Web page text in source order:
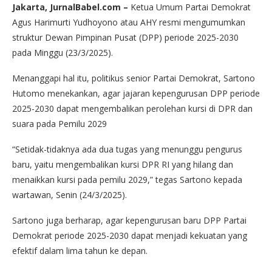
Jakarta, JurnalBabel.com – Ketua Umum Partai Demokrat
Agus Harimurti Yudhoyono atau AHY resmi mengumumkan
struktur Dewan Pimpinan Pusat (DPP) periode 2025-2030
pada Minggu (23/3/2025).
Menanggapi hal itu, politikus senior Partai Demokrat, Sartono
Hutomo menekankan, agar jajaran kepengurusan DPP periode
2025-2030 dapat mengembalikan perolehan kursi di DPR dan
suara pada Pemilu 2029
“Setidak-tidaknya ada dua tugas yang menunggu pengurus
baru, yaitu mengembalikan kursi DPR RI yang hilang dan
menaikkan kursi pada pemilu 2029,” tegas Sartono kepada
wartawan, Senin (24/3/2025).
Sartono juga berharap, agar kepengurusan baru DPP Partai
Demokrat periode 2025-2030 dapat menjadi kekuatan yang
efektif dalam lima tahun ke depan.